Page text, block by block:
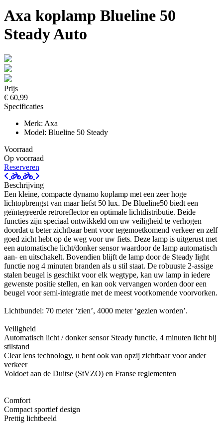
Axa koplamp Blueline 50
Steady Auto
Prijs
€ 60,99
Specificaties
Merk: Axa
Model: Blueline 50 Steady
Voorraad
Op voorraad
Reserveren
Beschrijving
Een kleine, compacte dynamo koplamp met een zeer hoge
lichtopbrengst van maar liefst 50 lux. De Blueline50 biedt een
geïntegreerde retroreflector en optimale lichtdistributie. Beide
functies zijn speciaal ontwikkeld om uw veiligheid te verhogen
doordat u beter zichtbaar bent voor tegemoetkomend verkeer en zelf
goed zicht hebt op de weg voor uw fiets. Deze lamp is uitgerust met
een automatische licht/donker sensor waardoor de lamp automatisch
aan- en uitschakelt. Bovendien blijft de lamp door de Steady light
functie nog 4 minuten branden als u stil staat. De robuuste 2-assige
stalen beugel is geschikt voor elk wegtype, kan uw lamp in iedere
gewenste positie stellen, en kan ook vervangen worden door een
beugel voor semi-integratie met de meest voorkomende voorvorken.
Lichtbundel: 70 meter ‘zien’, 4000 meter ‘gezien worden’.
Veiligheid
Automatisch licht / donker sensor Steady functie, 4 minuten licht bij
stilstand
Clear lens technology, u bent ook van opzij zichtbaar voor ander
verkeer
Voldoet aan de Duitse (StVZO) en Franse reglementen
Comfort
Compact sportief design
Prettig lichtbeeld